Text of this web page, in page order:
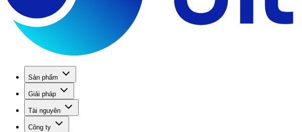
Sản phẩm
Giải pháp
Tài nguyên
Công ty